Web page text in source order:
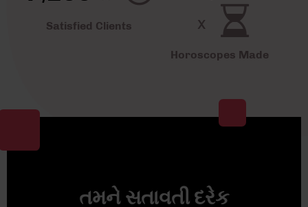
Satisfied Clients x
Horoscopes Made
તમને સતાવતી દરેક